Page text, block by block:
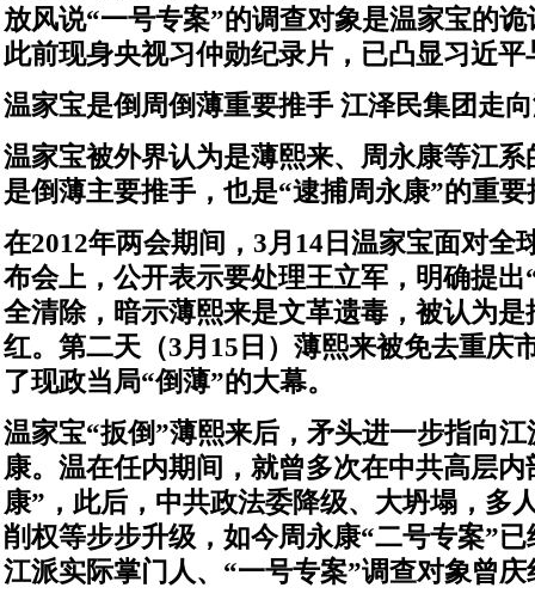
放风说“一号专案”的调查对象是温家宝的
此前现身央视习仲勋纪录片，已凸显习近
温家宝是倒周倒薄重要推手 江泽民集团走
温家宝被外界认为是薄熙来、周永康等江
是倒薄主要推手，也是“逮捕周永康”的重要
在2012年两会期间，3月14日温家宝面对全
布会上，公开表示要处理王立军，明确提
全清除，暗示薄熙来是文革遗毒，被认为
红。第二天（3月15日）薄熙来被免去重庆
了现政当局“倒薄”的大幕。
温家宝“扳倒”薄熙来后，矛头进一步指向
康。温在任内期间，就曾多次在中共高层
康”，此后，中共政法委降级、大坍塌，多
削权等步步升级，如今周永康“二号专案”
江派实际掌门人、“一号专案”调查对象曾庆